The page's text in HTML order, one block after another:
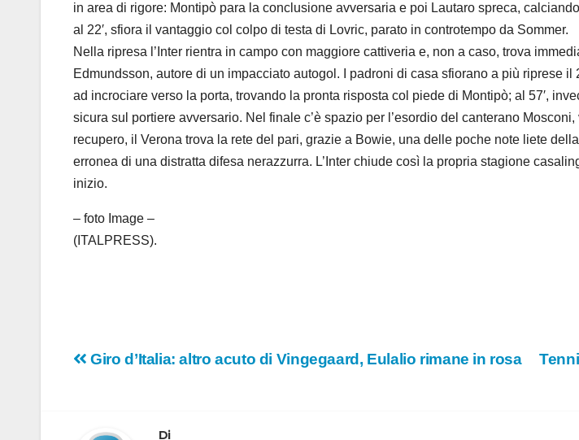
in area di rigore: Montipò para la conclusione avversaria e poi Lautaro spreca,
al 22′, sfiora il vantaggio col colpo di testa di Lovric, parato in controtempo da Sommer.
Nella ripresa l’Inter rientra in campo con maggiore cattiveria e, non a caso, trova
Edmundsson, autore di un impacciato autogol. I padroni di casa sfiorano a più riprese
ad incrociare verso la porta, trovando la pronta risposta col piede di Montipò; al 57′,
sicura sul portiere avversario. Nel finale c’è spazio per l’esordio del canterano
recupero, il Verona trova la rete del pari, grazie a Bowie, una delle poche note liete
erronea di una distratta difesa nerazzurra. L’Inter chiude così la propria stagione
inizio.
– foto Image –
(ITALPRESS).
Navigazione
Giro d’Italia: altro acuto di Vingegaard, Eulalio rimane in rosa
Di